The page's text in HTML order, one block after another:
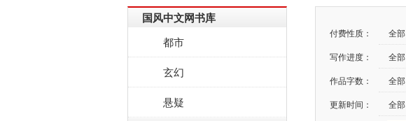
国风中文网书库
都市
玄幻
悬疑
付费性质： 全部
写作进度：
全部
作品字数：
全部
更新时间：
全部